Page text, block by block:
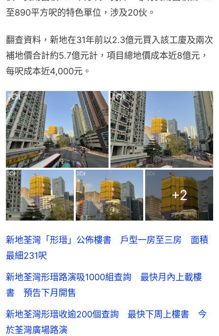
至890平方呎的特色單位，涉及20伙。
翻查資料，新地在31年前以2.3億元買入該工廈及兩次
補地價合計約5.7億元計，項目總地價成本近8億元，
每呎成本近4,000元。
+2
新地荃灣「形瑨」公佈樓書 戶型一房至三房 面積
最細231呎
新地荃灣形瑨路演吸1000組查詢 最快月內上載樓
書 預告下月開售
新地荃灣形瑨收逾200個查詢 最快下周上樓書 今
於荃灣廣場路演